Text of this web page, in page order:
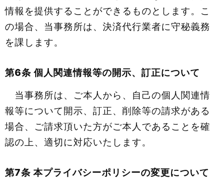
情報を提供することができるものとします。こ
の場合、当事務所は、決済代行業者に守秘義務
を課します。
第6条 個人関連情報等の開示、訂正について
当事務所は、ご本人から、自己の個人関連情
報等について開示、訂正、削除等の請求がある
場合、ご請求頂いた方がご本人であることを確
認の上、適切に対応いたします。
第7条 本プライバシーポリシーの変更について